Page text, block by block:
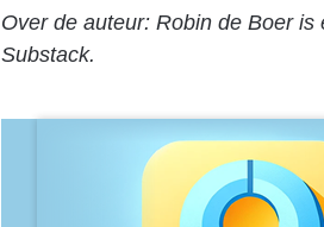
Over de auteur: Robin de Boer
Substack.